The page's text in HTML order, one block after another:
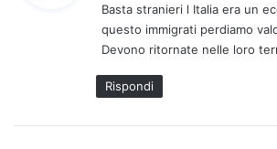
e
t
t
Basta stranieri l Italia era un
questo immigrati perdiamo
Devono ritornate nelle loro
Rispondi